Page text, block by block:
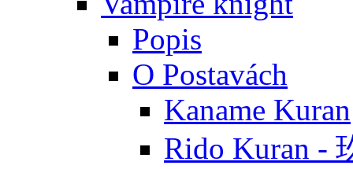
Popis
O Postavách
Kaname Kuran
Rido Kuran -